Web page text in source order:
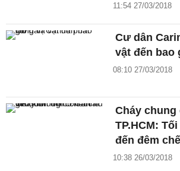
11:54 27/03/2018
Cư dân
vật đến bao
08:10 27/03/2018
Cháy chung
TP.HCM:
đến đêm
10:38 26/03/2018